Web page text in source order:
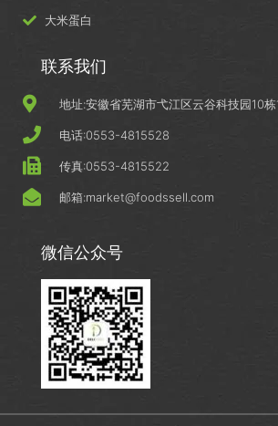
大米蛋白
联系我们
地址:安徽省芜湖市弋江区云谷科技园10栋
电话:0553-4815528
传真:0553-4815522
邮箱:market@foodssell.com
微信公众号